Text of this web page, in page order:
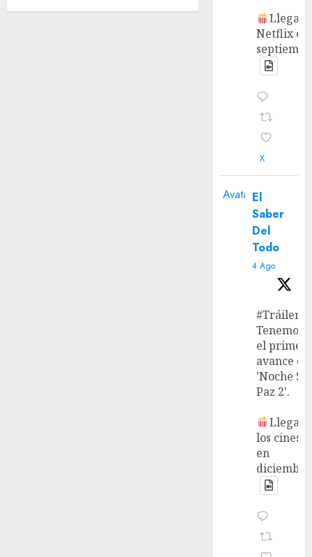
Llega a
Netflix en
X
Avatar El
Saber
Del
Todo
4 Ago
#Tráiler
Tenemos
el primer
avance de
'Noche
Paz 2'.
Llega a
los cines
en